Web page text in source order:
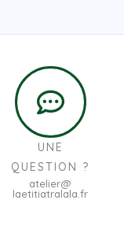
UNE
QUESTION ?
atelier@
laetitiatralala.fr